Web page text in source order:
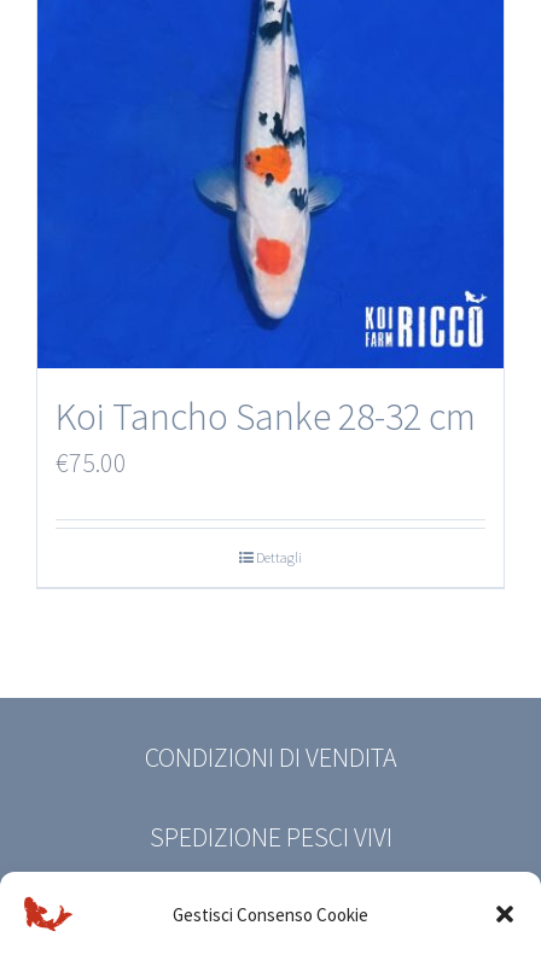
Gestisci Consenso Cookie
Koi Tancho Sanke 28-32 cm
€75.00
Dettagli
CONDIZIONI DI VENDITA
SPEDIZIONE PESCI VIVI
PRIVACY POLICY